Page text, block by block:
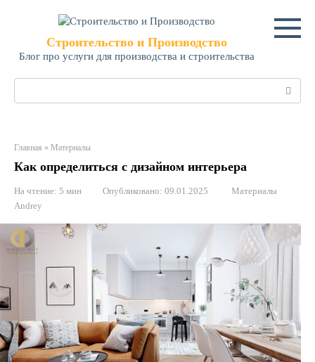
Строительство и Производство
Блог про услуги для производства и строительства
Главная » Материалы
Как определиться с дизайном интерьера
На чтение: 5 мин Опубликовано: 09.01.2025
Материалы
Andrey